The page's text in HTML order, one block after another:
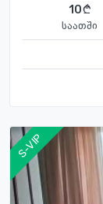
10
საათში
S-VIP